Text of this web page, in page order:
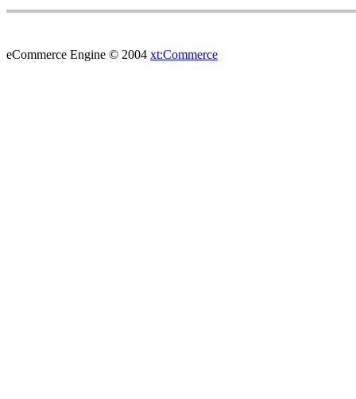
eCommerce Engine © 2004 xt:Commerce